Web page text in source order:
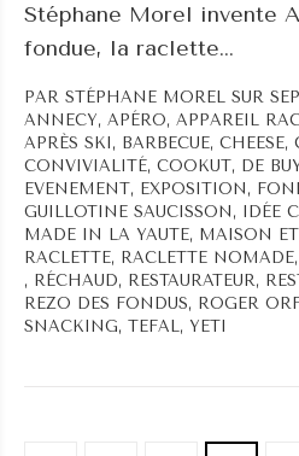
Stéphane Morel invente
fondue, la raclette...
PAR STÉPHANE MOREL SUR
ANNECY, APÉRO, APPAREIL
APRÈS SKI , BARBECUE, CHEESE,
CONVIVIALITÉ, COOKUT, DE
EVENEMENT, EXPOSITION ,
GUILLOTINE SAUCISSON , IDÉE
MADE IN LA YAUTE, MAISON
RACLETTE, RACLETTE NOMADE,
, RÉCHAUD, RESTAURATEUR,
REZO DES FONDUS, ROGER
SNACKING, TEFAL, YETI